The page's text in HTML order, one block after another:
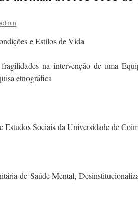
e Estilos de Vida
fragilidades na intervenção de uma
etnográfica
Estudos Sociais da Universidade de
de Saúde Mental,